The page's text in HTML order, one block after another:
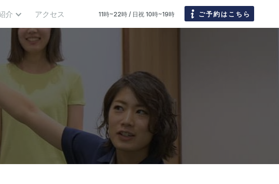
介 アクセス 11時~22時 / 日祝 10時~19時 ご予約はこちら